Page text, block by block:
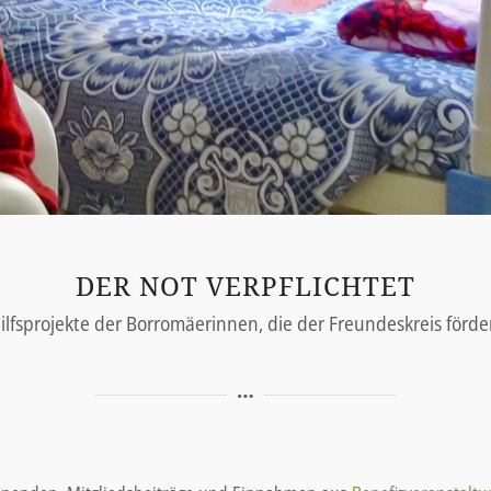
DER NOT VERPFLICHTET
der Borromäerinnen, die der Freundeskreis